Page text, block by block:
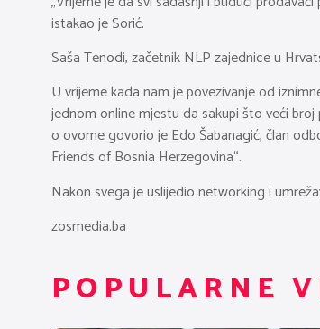
istakao je Sorić.
Saša Tenodi, začetnik NLP zajednice u
U vrijeme kada nam je povezivanje od
jednom online mjestu da sakupi što veći
o ovome govorio je Edo Šabanagić, član
Friends of Bosnia Herzegovina“.
Nakon svega je uslijedio networking i
zosmedia.ba
POPULARNE